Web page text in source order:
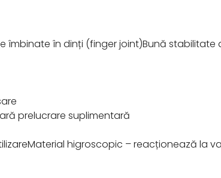
îmbinate în dinți (finger joint)Bună
prelucrare suplimentară
higroscopic – reacționează la